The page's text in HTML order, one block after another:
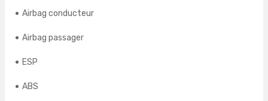
Airbag conducteur
Airbag passager
ESP
ABS